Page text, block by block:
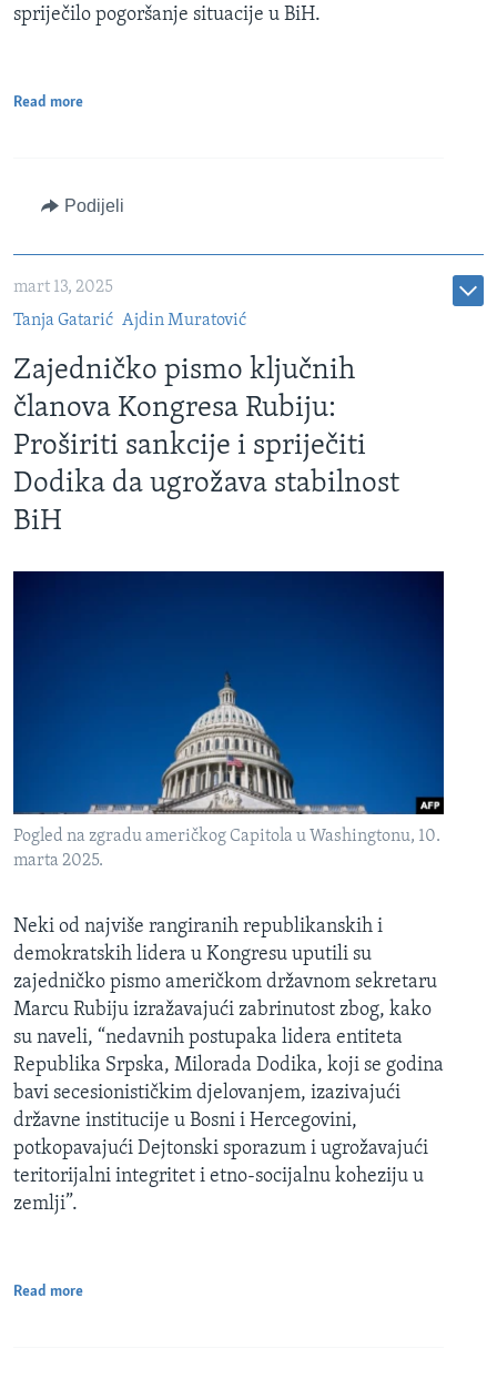
spriječilo pogoršanje situacije u BiH.
Read more
Podijeli
mart 13, 2025
Tanja Gatarić Ajdin Muratović
Zajedničko pismo ključnih
članova Kongresa Rubiju:
Proširiti sankcije i spriječiti
Dodika da ugrožava stabilnost
BiH
Pogled na zgradu američkog Capitola u Washingtonu, 10.
marta 2025.
Neki od najviše rangiranih republikanskih i
demokratskih lidera u Kongresu uputili su
zajedničko pismo američkom državnom sekretaru
Marcu Rubiju izražavajući zabrinutost zbog, kako
su naveli, “nedavnih postupaka lidera entiteta
Republika Srpska, Milorada Dodika, koji se godina
bavi secesionističkim djelovanjem, izazivajući
državne institucije u Bosni i Hercegovini,
potkopavajući Dejtonski sporazum i ugrožavajući
teritorijalni integritet i etno-socijalnu koheziju u
zemlji”.
Read more